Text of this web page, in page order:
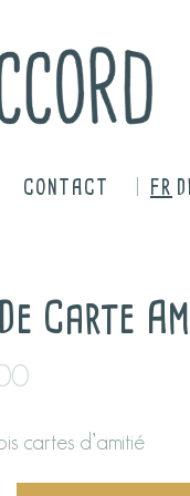
CONTACT FR
Carte
cartes d’amitié